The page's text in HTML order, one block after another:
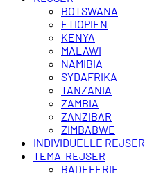
BOTSWANA
ETIOPIEN
KENYA
MALAWI
NAMIBIA
SYDAFRIKA
TANZANIA
ZAMBIA
ZANZIBAR
ZIMBABWE
INDIVIDUELLE REJSER
TEMA-REJSER
BADEFERIE